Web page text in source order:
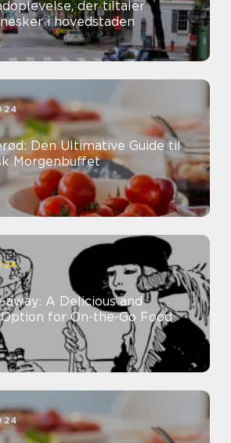
der tiltaler
i hovedstaden
Den Ultimative Guide til
Morgenbuffet
A Delicious and
for On-the-Go Food